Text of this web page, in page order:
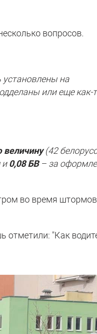
вопросов.
на
или еще как-
величину(42
и0,08 БВ – за
во время
отметили: "Как